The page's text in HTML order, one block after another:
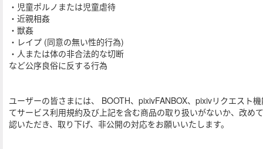
・児童ポルノまたは児童虐待
・近親相姦
・獣姦
・レイプ (同意の無い性的行為)
・人または体の非合法的な切断
など公序良俗に反する行為
ユーザーの皆さまには、 BOOTH、pixivFANBOX、pixivリクエスト
てサービス利用規約及び上記を含む商品の取り扱いがないか、改め
認いただき、取り下げ、非公開の対応をお願いいたします。